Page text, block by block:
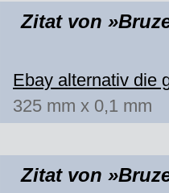
Zitat von
Ebay alternativ die
325 mm x 0,1 mm
Zitat von